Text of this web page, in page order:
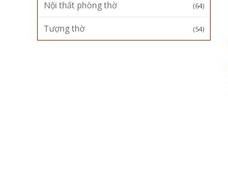
Nội thất phòng thờ (64)
Tượng thờ (54)